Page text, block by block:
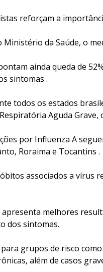
reforçam a
Ministério da Saúde, o
ainda queda de
sintomas .
todos os estados
Aguda Grave,
por Influenza A
Roraima e Tocantins .
associados a vírus
melhores
dos sintomas.
para grupos de risco
além de casos